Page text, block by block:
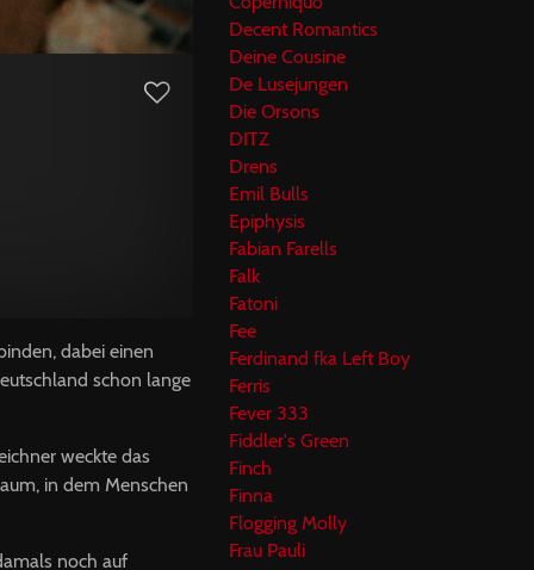
dabei einen
schon lange
weckte das
in dem Menschen
noch auf
Decent Romantics
Deine Cousine
De Lusejungen
Die Orsons
DITZ
Drens
Emil Bulls
Epiphysis
Fabian Farells
Falk
Fatoni
Fee
Ferdinand fka Left Boy
Ferris
Fever 333
Fiddler's Green
Finch
Finna
Flogging Molly
Frau Pauli